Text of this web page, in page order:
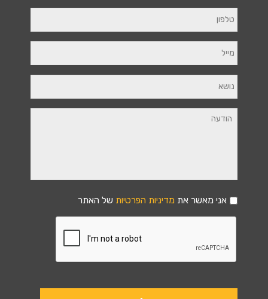
אני מאשר את מדיניות הפרטיות של האתר